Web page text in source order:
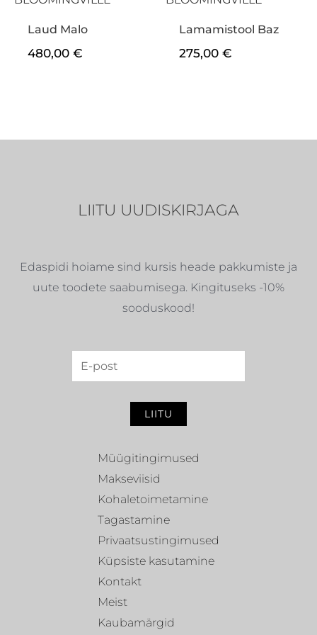
Laud Malo
480,00€
Lamamistool Baz
275,00€
LIITU UUDISKIRJAGA
Edaspidi hoiame sind kursis heade pakkumiste ja
uute toodete saabumisega. Kingituseks -10%
sooduskood!
LIITU
Müügitingimused
Makseviisid
Kohaletoimetamine
Tagastamine
Privaatsustingimused
Küpsiste kasutamine
Kontakt
Meist
Kaubamärgid